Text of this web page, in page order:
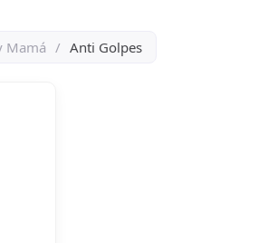
Mamá / Anti Golpes